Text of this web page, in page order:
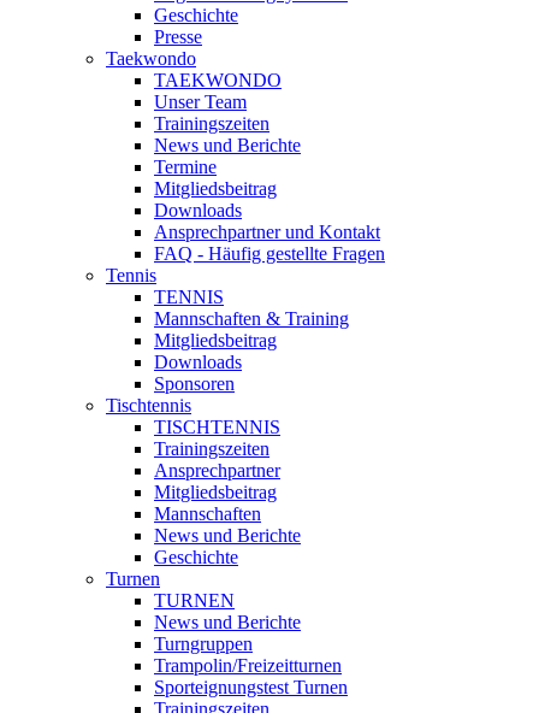
Geschichte
Presse
Taekwondo
TAEKWONDO
Unser Team
Trainingszeiten
News und Berichte
Termine
Mitgliedsbeitrag
Downloads
Ansprechpartner und Kontakt
FAQ - Häufig gestellte Fragen
Tennis
TENNIS
Mannschaften & Training
Mitgliedsbeitrag
Downloads
Sponsoren
Tischtennis
TISCHTENNIS
Trainingszeiten
Ansprechpartner
Mitgliedsbeitrag
Mannschaften
News und Berichte
Geschichte
Turnen
TURNEN
News und Berichte
Turngruppen
Trampolin/Freizeitturnen
Sporteignungstest Turnen
Trainingszeiten